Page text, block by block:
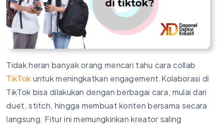
Tidak heran banyak orang mencari tahu cara collab
TikTok untuk meningkatkan engagement.Kolaborasi di
TikTok bisa dilakukan dengan berbagai cara, mulai dari
duet, stitch, hingga membuat konten bersama secara
langsung. Fitur ini memungkinkan kreator saling